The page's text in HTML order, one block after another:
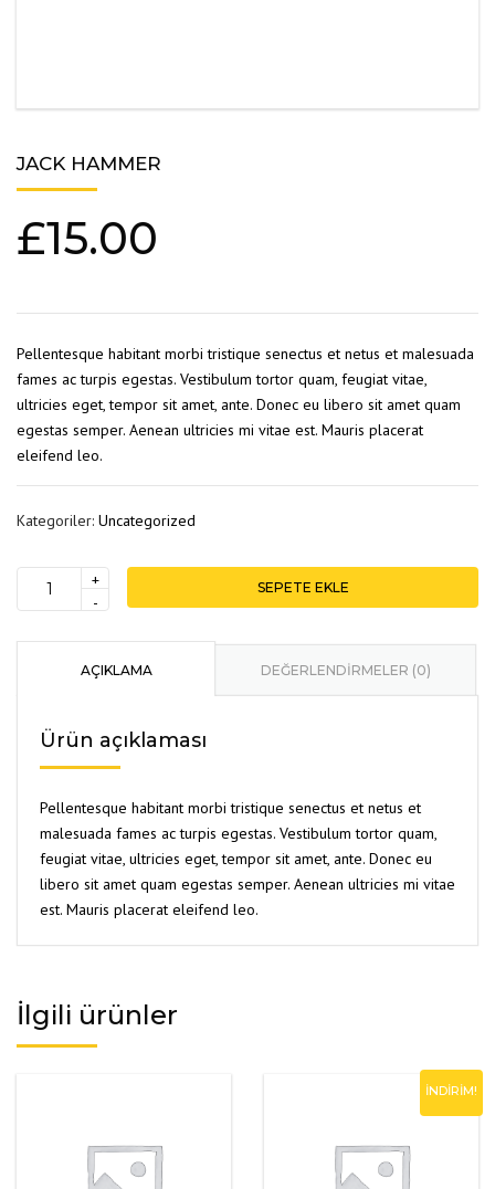
JACK HAMMER
£15.00
Pellentesque habitant morbi tristique senectus et netus et malesuada
fames ac turpis egestas. Vestibulum tortor quam, feugiat vitae,
ultricies eget, tempor sit amet, ante. Donec eu libero sit amet quam
egestas semper. Aenean ultricies mi vitae est. Mauris placerat
eleifend leo.
Kategoriler: Uncategorized
adet
+
-
SEPETE EKLE
AÇIKLAMA DEĞERLENDIRMELER (0)
Ürün açıklaması
Pellentesque habitant morbi tristique senectus et netus et
malesuada fames ac turpis egestas. Vestibulum tortor quam,
feugiat vitae, ultricies eget, tempor sit amet, ante. Donec eu
libero sit amet quam egestas semper. Aenean ultricies mi vitae
est. Mauris placerat eleifend leo.
İlgili ürünler
İNDIRIM!